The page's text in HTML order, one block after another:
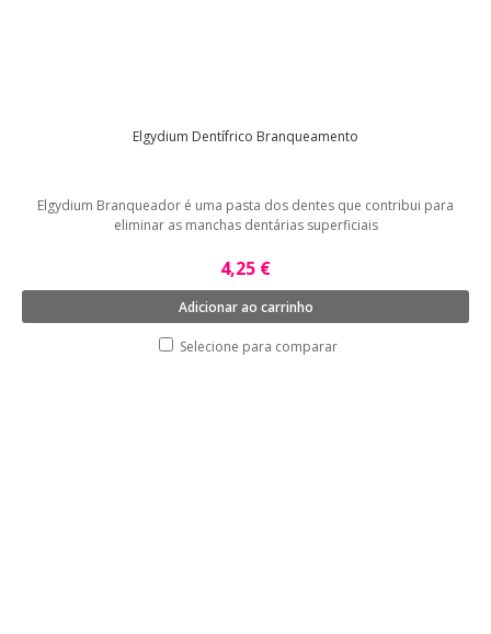
Elgydium Dentífrico Branqueamento
Elgydium Branqueador é uma pasta dos dentes que contribui para
eliminar as manchas dentárias superficiais
4,25 €
Adicionar ao carrinho
Selecione para comparar